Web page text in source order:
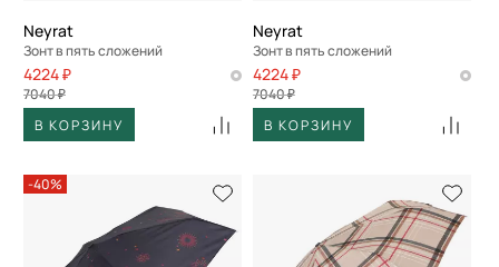
Neyrat
Зонт в пять сложений
4224 ₽
7040 ₽
В КОРЗИНУ
Neyrat
Зонт в пять сложений
4224 ₽
7040 ₽
В КОРЗИНУ
-40%